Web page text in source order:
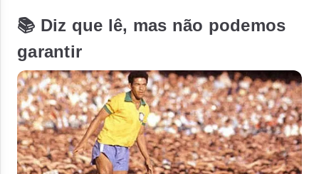
📚 Diz que lê, mas não podemos
garantir